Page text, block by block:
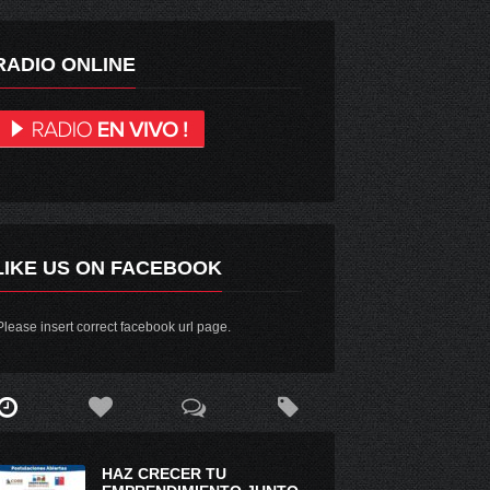
ONLINE
US ON FACEBOOK
insert correct facebook url page.
HAZ CRECER TU